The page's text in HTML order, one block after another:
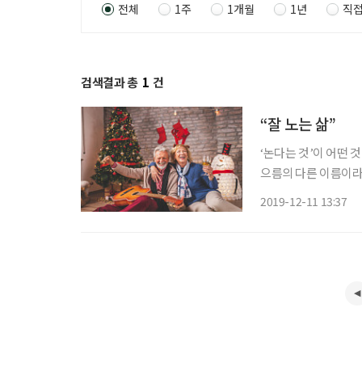
전체 1주 1개월 1년 직
검색결과 총 1 건
“잘 노는 삶”
‘논다는 것’이 어떤
으름의 다른 이름이
2019-12-11 13:37